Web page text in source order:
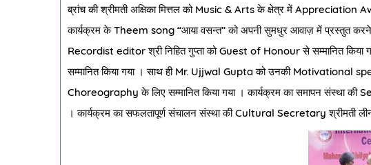
ब्रांच की श्रीमती अक्षिका मित्तल कोMusic & Artsके क्षेत्र में Appreciation
कार्यक्रम केTheem song “आया वसन्त”को अपनी सुमधुर आवाज़ में प्रस्तुत करने
Recordist editorश्री निहित गुप्ता कोGuest of Honourसे सम्मानित
सम्मानित किया गया । साथ हीMr. Ujjwal Guptaको उनकीMotivational
Choreographyके लिए सम्मानित किया गया । कार्यक्रम का समापन संस्था की
। कार्यक्रम का सफलतापूर्ण संचालन संस्था कीCultural Secretaryश्रीमती